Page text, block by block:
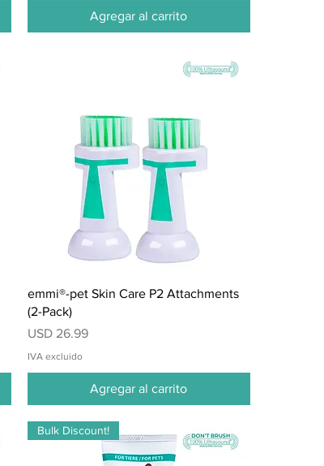
Agregar al carrito
Vista rápida
emmi®-pet Skin Care P2 Attachments
(2-Pack)
Precio
USD 26.99
IVA excluido
Agregar al carrito
Bulk Discount!